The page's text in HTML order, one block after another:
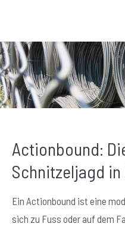
Actionbound:
Schnitzeljagd in
Ein Actionbound ist eine
sich zu Fuss oder auf dem